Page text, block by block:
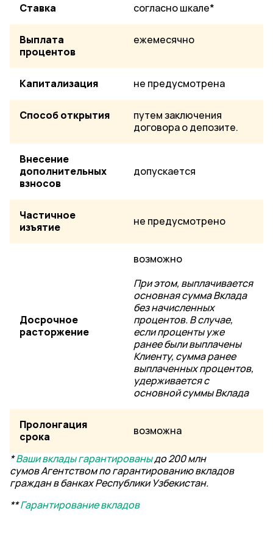
Ставка согласно шкале*
Выплата
процентов
ежемесячно
Капитализация не предусмотрена
Способ открытия
путем заключения
договора о депозите.
Внесение
дополнительных
взносов
допускается
Частичное
изъятие
не предусмотрено
Досрочное
расторжение
возможно
При этом, выплачивается
основная сумма Вклада
без начисленных
процентов. В случае,
если проценты уже
ранее были выплачены
Клиенту, сумма ранее
выплаченных процентов,
удерживается с
основной суммы Вклада
Пролонгация
срока
возможна
*Ваши вклады гарантированыдо 200 млн
сумовАгентством по гарантированию вкладов
граждан в банках Республики Узбекистан.
**Гарантирование вкладов